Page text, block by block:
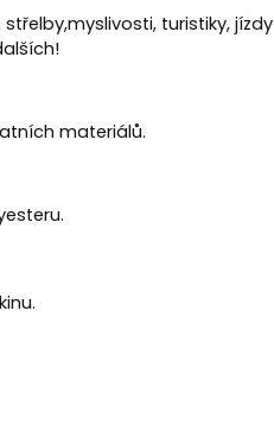
střelby,myslivosti, turistiky, jízdy
materiálů.